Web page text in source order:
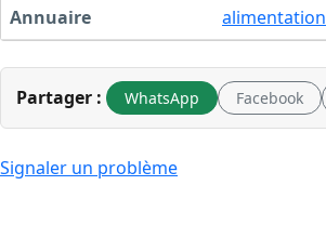
Annuaire
alimentation
Partager : WhatsApp Facebook
Signaler un problème